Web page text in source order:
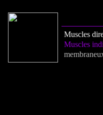
Muscles
Muscles